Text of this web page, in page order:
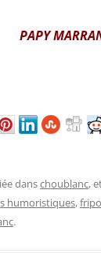
PAPY
danschoublanc,
humoristiques,
.